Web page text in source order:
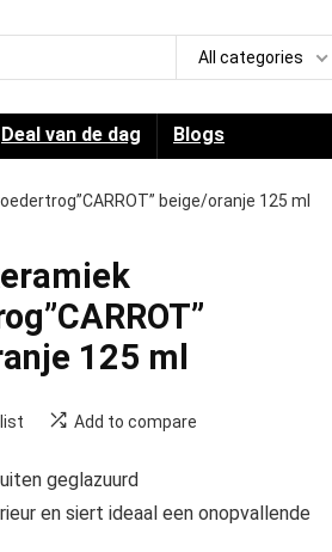
All categories
Deal van de dag Blogs
beige/oranje 125 ml
125 ml
Add to compare
geglazuurd
en siert ideaal een onopvallende